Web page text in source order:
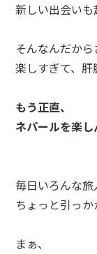
新しい出会いも
そんなんだから
楽しすぎて、肝
もう正直、
ネパールを楽し
毎日いろんな旅
ちょっと引っか
まぁ、